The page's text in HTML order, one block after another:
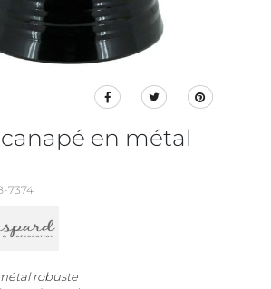
en métal
7374
robuste